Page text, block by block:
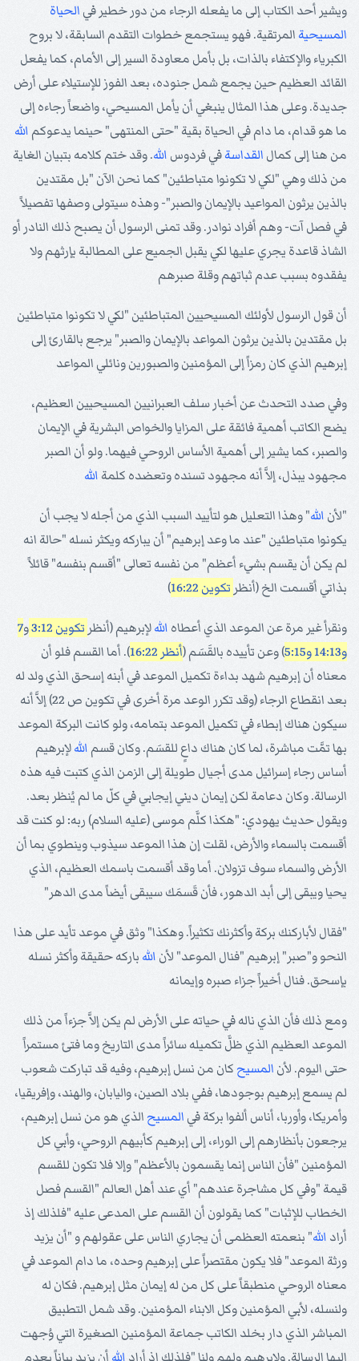
ويشير أحد الكتاب إلى ما يفعله الرجاء من دور خطير في الحياة
المسيحية المرتقية. فهو يستجمع خطوات التقدم السابقة، لا بروح
الكبرياء والإكتفاء بالذات، بل بأمل معاودة السير إلى الأمام، كما يفعل
القائد العظيم حين يجمع شمل جنوده، بعد الفوز للإستيلاء على أرض
جديدة. وعلى هذا المثال ينبغي أن يأمل المسيحي، واضعاً رجاءه إلى
ما هو قدام، ما دام في الحياة بقية "حتى المنتهى" حينما يدعوكم الله
من هنا إلى كمال القداسةفي فردوس الله. وقد ختم كلامه بتبيان الغاية
من ذلك وهي "لكي لا تكونوا متباطئين" كما نحن الآن "بل مقتدين
بالذين يرثون المواعيد بالإيمان والصبر"- وهذه سيتولى وصفها تفصيلاً
في فصل آت- وهم أفراد نوادر. وقد تمنى الرسول أن يصبح ذلك النادر أو
الشاذ قاعدة يجري عليها لكي يقبل الجميع على المطالبة بإرثهم ولا
يفقدوه بسبب عدم ثباتهم وقلة صبرهم
أن قول الرسول لأولئك المسيحيين المتباطئين "لكي لا تكونوا متباطئين
بل مقتدين بالذين يرثون المواعد بالإيمان والصبر" يرجع بالقارئ إلى
إبرهيم الذي كان رمزاً إلى المؤمنين والصبورين ونائلي المواعد
وفي صدد التحدث عن أخبار سلف العبرانيين المسيحيين العظيم،
يضع الكاتب أهمية فائقة على المزايا والخواص البشرية في الإيمان
والصبر، كما يشير إلى أهمية الأساس الروحي فيهما. ولو أن الصبر
مجهود يبذل، إلاَّ أنه مجهود تسنده وتعضده كلمة الله
"لأن الله" وهذا التعليل هو لتأييد السبب الذي من أجله لا يجب أن
يكونوا متباطئين "عند ما وعد إبرهيم" أن يباركه ويكثر نسله "حالة انه
لم يكن أن يقسم بشيء أعظم" من نفسه تعالى "أقسم بنفسه" قائلاً
بذاتي أقسمت الخ (أنظر تكوين 16:22 )
ونقرأ غير مرة عن الموعد الذي أعطاه اللهلإبرهيم (أنظر تكوين 3:12 و7
و14:13
و5:15 ) وعن تأييده بالقَسَم (أنظر 16:22
). أما القسم فلو أن
معناه أن إبرهيم شهد بداءة تكميل الموعد في أبنه إسحق الذي ولد له
بعد انقطاع الرجاء (وقد تكرر الوعد مرة أخرى في تكوين ص 22) إلاَّ أنه
سيكون هناك إبطاء في تكميل الموعد بتمامه، ولو كانت البركة الموعد
بها تمَّت مباشرة، لما كان هناك داعٍ للقسَم. وكان قسماللهلإبرهيم
أساس رجاء إسرائيل مدى أجيال طويلة إلى الزمن الذي كتبت فيه هذه
الرسالة. وكان دعامة لكن إيمان ديني إيجابي في كلّ ما لم يُنظر بعد.
ويقول حديث يهودي: "هكذا كلَّم موسى (عليه السلام) ربه: لو كنت قد
أقسمت بالسماء والأرض، لقلت إن هذا الموعد سيذوب وينطوي بما أن
الأرض والسماء سوف تزولان. أما وقد أقسمت باسمك العظيم، الذي
يحيا ويبقى إلى أبد الدهور، فأن قَسمَك سيبقى أيضاً مدى الدهر"
"فقال لأباركنك بركة وأكثرنك تكثيراً. وهكذا" وثق في موعد تأيد على هذا
النحو و"صبر" إبرهيم "فنال الموعد" لأن الله باركه حقيقة وأكثر نسله
بإسحق. فنال أخيراً جزاء صبره وإيمانه
ومع ذلك فأن الذي ناله في حياته على الأرض لم يكن إلاَّ جزءاً من ذلك
الموعد العظيم الذي ظلَّ تكميله سائراً مدى التاريخ وما فتئ مستمراً
حتى اليوم. لأن المسيح كان من نسل إبرهيم، وفيه قد تباركت شعوب
لم يسمع إبرهيم بوجودها، ففي بلاد الصين، واليابان، والهند، وإفريقيا،
وأمريكا، وأوربا، أناس ألفوا بركة في المسيح الذي هو من نسل إبرهيم،
يرجعون بأنظارهم إلى الوراء، إلى إبرهيم كأبيهم الروحي، وأبي كل
المؤمنين "فأن الناس إنما يقسمون بالأعظم" وإلا فلا تكون للقسم
قيمة "وفي كل مشاجرة عندهم" أي عند أهل العالم "القسم فصل
الخطاب للإثبات" كما يقولون أن القسم على المدعى عليه "فلذلك إذ
أراد الله" بنعمته العظمى أن يجاري الناس على عقولهم و "أن يزيد
ورثة الموعد" فلا يكون مقتصراً على إبرهيم وحده، ما دام الموعد في
معناه الروحي منطبقاً على كل من له إيمان مثل إبرهيم. فكان له
ولنسله، لأبي المؤمنين وكل الابناء المؤمنين. وقد شمل التطبيق
المباشر الذي دار بخلد الكاتب جماعة المؤمنين الصغيرة التي وُجهت
إليها الرسالة. ولإبرهيم ولهم ولنا "فلذلك إذ أراد الله أن يزيد بياناً بعدم